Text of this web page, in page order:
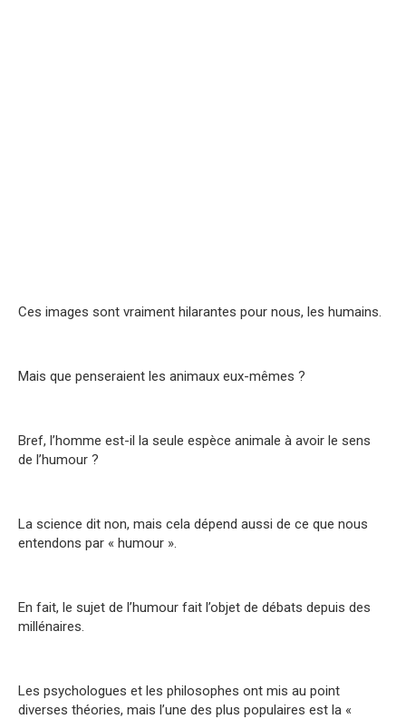
Ces images sont vraiment hilarantes pour nous, les humains.
Mais que penseraient les animaux eux-mêmes ?
Bref, l’homme est-il la seule espèce animale à avoir le sens
de l’humour ?
La science dit non, mais cela dépend aussi de ce que nous
entendons par « humour ».
En fait, le sujet de l’humour fait l’objet de débats depuis des
millénaires.
Les psychologues et les philosophes ont mis au point
diverses théories, mais l’une des plus populaires est la «